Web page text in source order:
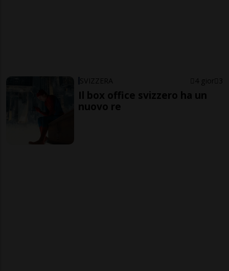
SVIZZERA 4 gior 3
Il box office svizzero ha un
nuovo re